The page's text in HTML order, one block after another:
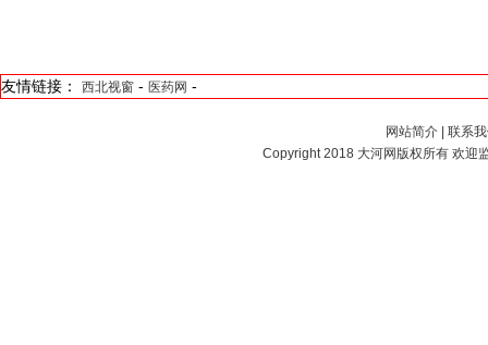
友情链接： 西北视窗 - 医药网 -
网站简介
联系
Copyright 2018 大河网 版权所有 欢迎